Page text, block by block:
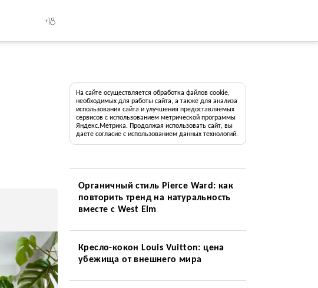
+18
На сайте осуществляется обработка файлов cookie,
необходимых для работы сайта, а также для анализа
использования сайта и улучшения предоставляемых
сервисов с использованием метрической программы
Яндекс.Метрика. Продолжая использовать сайт, вы
даете согласие с использованием данных технологий.
Органичный стиль Pierce Ward: как
повторить тренд на натуральность
вместе с West Elm
Кресло-кокон Louis Vuitton: цена
убежища от внешнего мира